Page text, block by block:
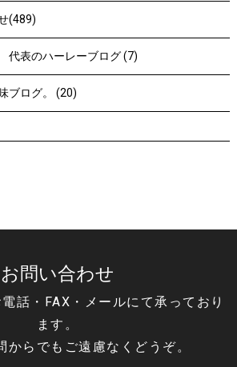
(489)
表のハーレーブログ (7)
ブログ。 (20)
お問い合わせ
話・FAX・メールにて承っており
ます。
からでもご遠慮なくどうぞ。